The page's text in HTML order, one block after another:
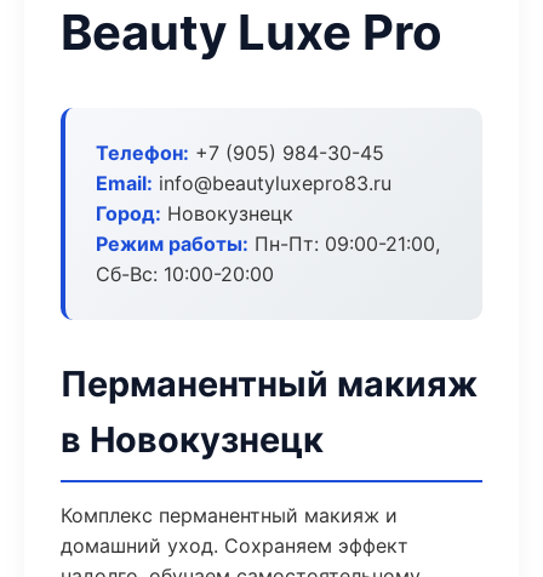
Beauty Luxe Pro
Телефон: +7 (905) 984-30-45
Email: info@beautyluxepro83.ru
Город: Новокузнецк
Режим работы: Пн-Пт: 09:00-21:00,
Сб-Вс: 10:00-20:00
Перманентный макияж
в Новокузнецк
Комплекс перманентный макияж и
домашний уход. Сохраняем эффект